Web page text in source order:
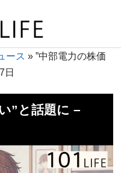
ース » ”中部電力の株価
日
”と話題に –